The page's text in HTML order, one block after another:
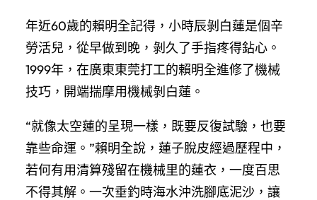
年近60歲的賴明全記得，小時辰剝白蓮是個辛
勞活兒，從早做到晚，剝久了手指疼得鉆心。
1999年，在廣東東莞打工的賴明全進修了機械
技巧，開端揣摩用機械剝白蓮。
“就像太空蓮的呈現一樣，既要反復試驗，也要
靠些命運。”賴明全說，蓮子脫皮經過歷程中，
若何有用清算殘留在機械里的蓮衣，一度百思
不得其解。一次垂釣時海水沖洗腳底泥沙，讓